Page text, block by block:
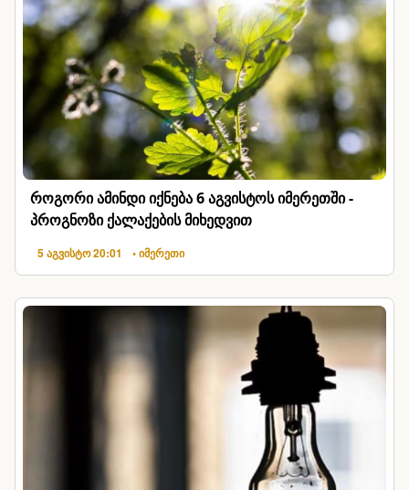
როგორი ამინდი იქნება 6 აგვისტოს იმერეთში -
პროგნოზი ქალაქების მიხედვით
5 აგვისტო 20:01 • იმერეთი